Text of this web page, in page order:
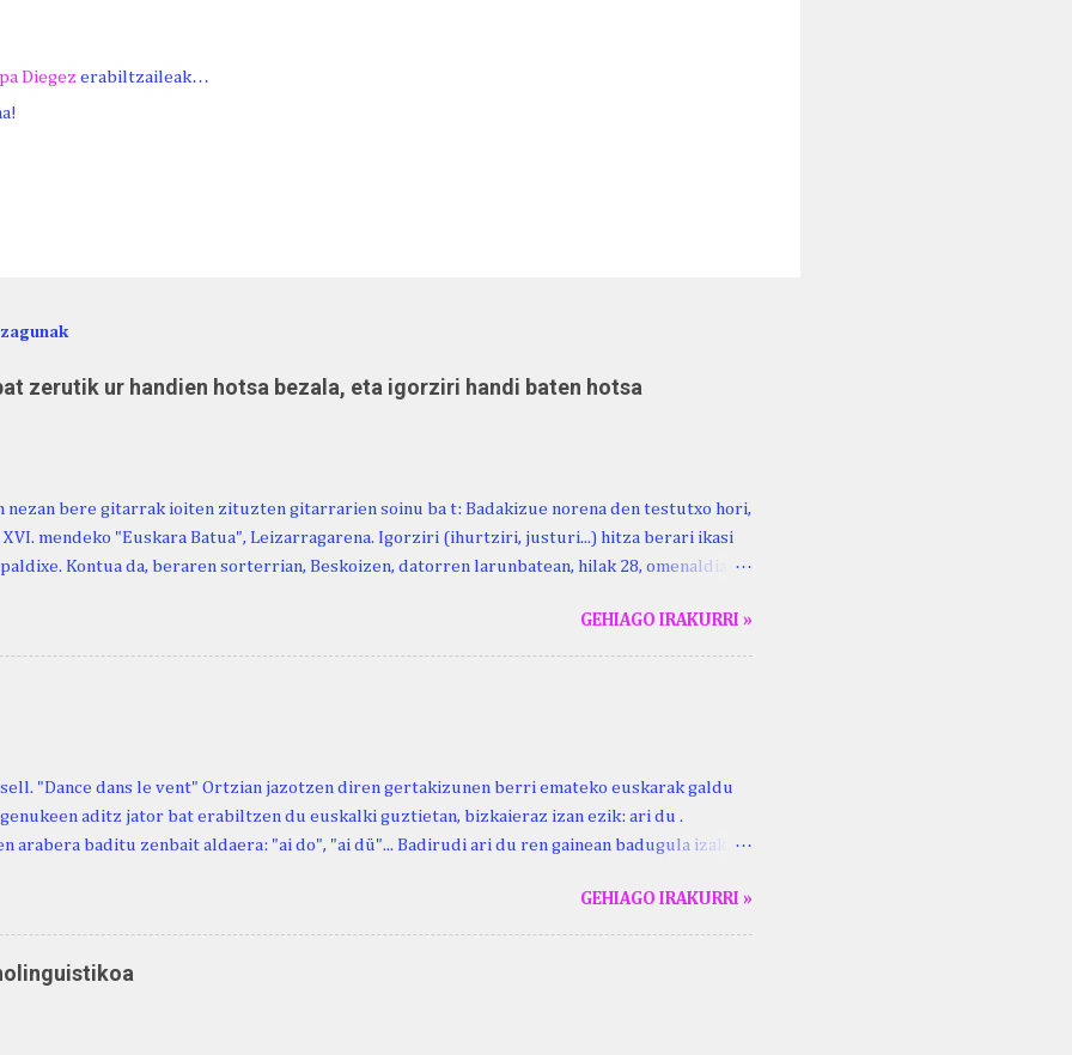
Diegez erabiltzaileak…
zerutik ur handien hotsa bezala, eta igorziri handi baten hotsa
nezan bere gitarrak ioiten zituzten gitarrarien soinu ba t: Badakizue norena den testutxo hori,
XVI. mendeko "Euskara Batua", Leizarragarena. Igorziri (ihurtziri, justuri...) hitza berari ikasi
Kontua da, beraren sorterrian, Beskoizen, datorren larunbatean, hilak 28, omenaldia
berri. "Leizarraga egun" izeneko omenaldia antolatu dute. Hauxe duzue Kristinari Henri
programa: - 15.00 Ongi etorria (herriko jantegian). - Henrike Knörr: Leizarraga-
GEHIAGO IRAKURRI »
"Dance dans le vent" Ortzian jazotzen diren gertakizunen berri emateko euskarak galdu
aditz jator bat erabiltzen du euskalki guztietan, bizkaieraz izan ezik: ari du .
arabera baditu zenbait aldaera: "ai do", "ai dü"... Badirudi ari du ren gainean badugula izaki
ari du. (Euria). Mujika Josefa Martina . Neronek or-emen entzunak. Lodi ari du: ebi (euri)
Oñatibia Manuel . Bible Saindua. (Duvoisin). 1859. Ebiya bizitzen ari du .... Mujika Josefa
Neronek or-emen entzunak. Gexala ari du ... Ebi maxkala . (Ebi indar gutxikoa). Mujika Josefa
or-emen entzunak. Euri txe au da okerrena... Ezerez bezela ari du , ta sartzen da
GEHIAGO IRAKURRI »